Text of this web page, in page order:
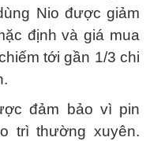
Nio được giảm
định và giá mua
tới gần 1/3 chi
đảm bảo vì pin
trì thường xuyên.